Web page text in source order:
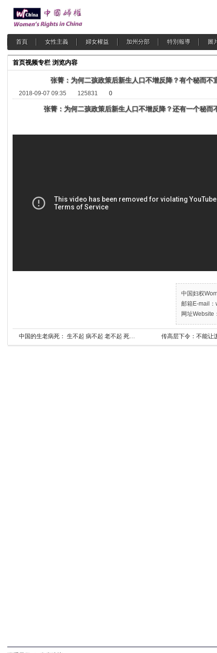
首頁 女性主義 婦女權益 加州分部 特別報導 圖
首页视频专栏 浏览内容
张菁：为何二孩政策后新生人口不增反降？有个秘而不
2018-09-07 09:35 125831 0
张菁：为何二孩政策后新生人口不增反降？还有一个秘而
中国妇权
邮箱E-mail
网址Website
中国的生老病死： 生不起 病不起 老不起 死得起？（下） 传高层下令：不能让